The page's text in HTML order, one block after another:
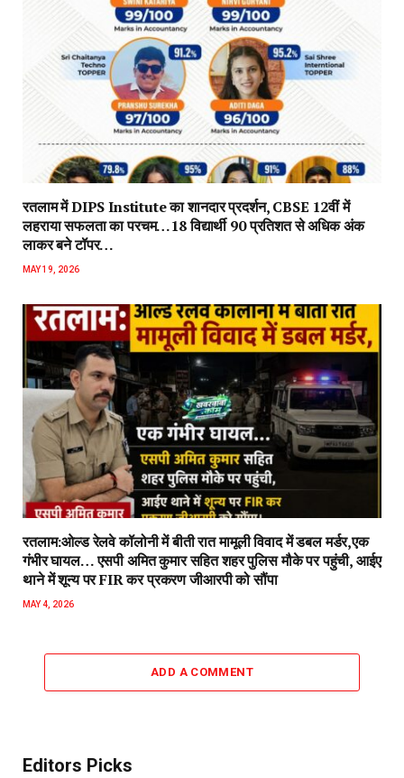
रतलाम में DIPS Institute का शानदार प्रदर्शन, CBSE 12वीं में
लहराया सफलता का परचम…18 विद्यार्थी 90 प्रतिशत से अधिक अंक
लाकर बने टॉपर…
MAY 19, 2026
रतलाम:ओल्ड रेलवे कॉलोनी में बीती रात मामूली विवाद में डबल मर्डर,एक
गंभीर घायल… एसपी अमित कुमार सहित शहर पुलिस मौके पर पहुंची, आईए
थाने में शून्य पर FIR कर प्रकरण जीआरपी को सौंपा
MAY 4, 2026
ADD A COMMENT
Editors Picks